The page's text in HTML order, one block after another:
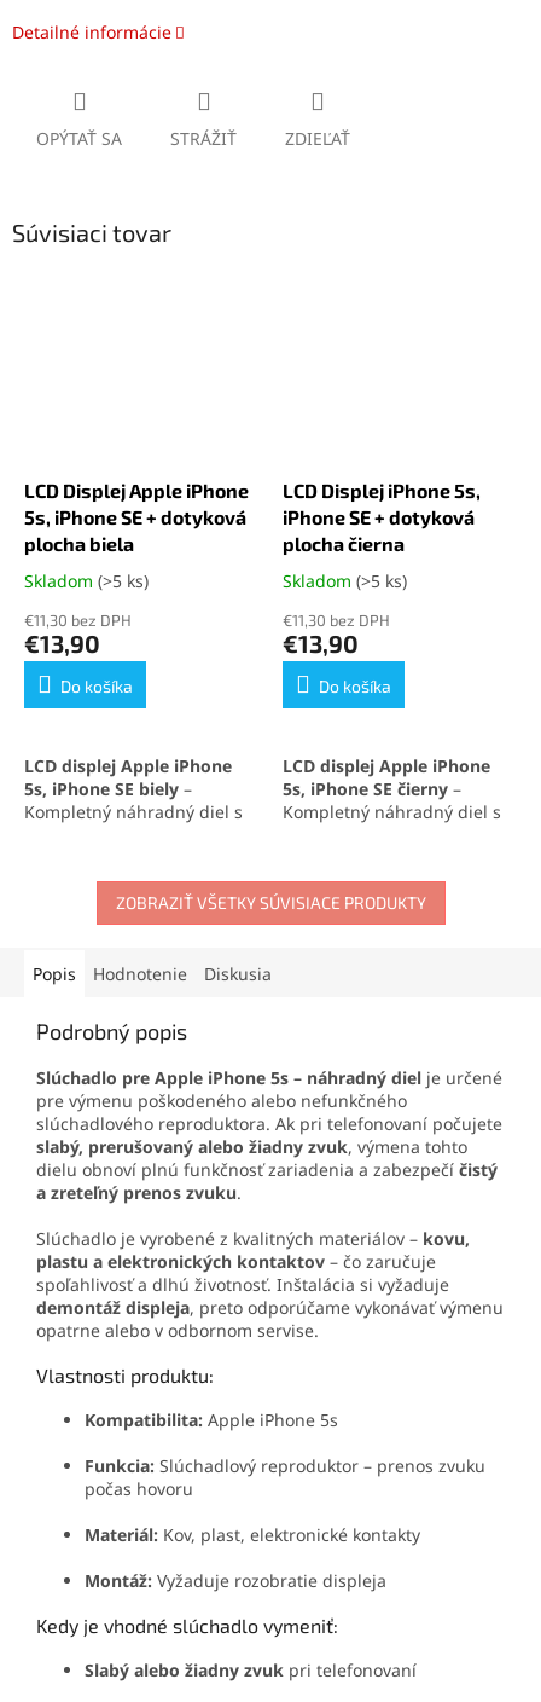
Detailné informácie
OPÝTAŤ SA STRÁŽIŤ ZDIEĽAŤ
Súvisiaci tovar
LCD Displej Apple iPhone
5s, iPhone SE + dotyková
plocha biela
Priemerné
produktu
je
5,0
Skladom (>5 ks)
€11,30 bez DPH
€13,90
Do košíka
LCD displej Apple iPhone
5s, iPhone SE biely –
Kompletný náhradný diel s
zobrazovacie vlastnosti a
vysokú citlivosť dotyku.
Ideálne riešenie na rýchlu a
displeja iPhone 5s, iPhone
LCD Displej iPhone 5s,
iPhone SE + dotyková
plocha čierna
Priemerné
produktu
je
5,0
Skladom (>5 ks)
€11,30 bez DPH
€13,90
Do košíka
LCD displej Apple iPhone
5s, iPhone SE čierny –
Kompletný náhradný diel s
zobrazovacie vlastnosti a
vysokú citlivosť dotyku.
Ideálne riešenie na rýchlu a
ZOBRAZIŤ VŠETKY SÚVISIACE PRODUKTY
Popis Hodnotenie Diskusia
Podrobný popis
Slúchadlo pre Apple iPhone 5s – náhradný diel je určené
pre výmenu poškodeného alebo nefunkčného
slúchadlového reproduktora. Ak pri telefonovaní počujete
slabý, prerušovaný alebo žiadny zvuk, výmena tohto
dielu obnoví plnú funkčnosť zariadenia a zabezpečí čistý
a zreteľný prenos zvuku.
Slúchadlo je vyrobené z kvalitných materiálov – kovu,
plastu a elektronických kontaktov – čo zaručuje
spoľahlivosť a dlhú životnosť. Inštalácia si vyžaduje
demontáž displeja, preto odporúčame vykonávať výmenu
opatrne alebo v odbornom servise.
Vlastnosti produktu:
Kompatibilita: Apple iPhone 5s
Funkcia: Slúchadlový reproduktor – prenos zvuku
počas hovoru
Materiál: Kov, plast, elektronické kontakty
Montáž: Vyžaduje rozobratie displeja
Kedy je vhodné slúchadlo vymeniť:
Slabý alebo žiadny zvuk pri telefonovaní